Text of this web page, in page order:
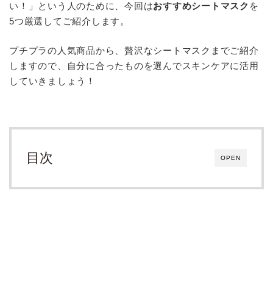
い！」という人のために、今回はおすすめシートマスク を
5つ厳選してご紹介します。
プチプラの人気商品から、贅沢なシートマスクまでご紹介
しますので、自分に合ったものを選んでスキンケアに活用
していきましょう！
OPEN
目次